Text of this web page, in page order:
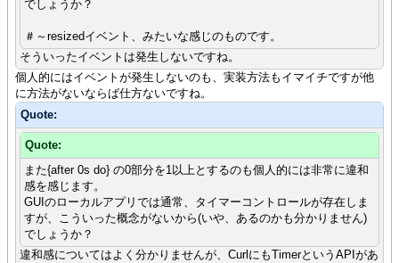
でしょうか？
＃～resizedイベント、みたいな感じのものです。
そういったイベントは発生しないですね。
個人的にはイベントが発生しないのも、実装方法もイマイチですが他
に方法がないならば仕方ないですね。
Quote:
Quote:
また{after 0s do} の0部分を1以上とするのも個人的には非常に違和
感を感じます。
GUIのローカルアプリでは通常、タイマーコントロールが存在しま
すが、こういった概念がないから(いや、あるのかも分かりません)
でしょうか？
違和感についてはよく分かりませんが、CurlにもTimerというAPIがあ